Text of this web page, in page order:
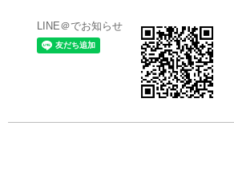
LINE＠でお知らせ